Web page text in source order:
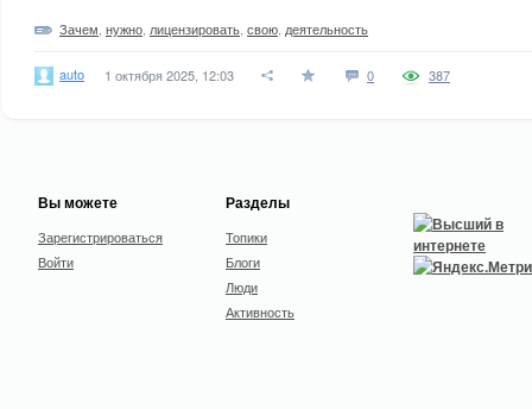
Зачем нужно лицензировать свою деятельность
auto 1 октября 2025, 12:03 0 387
Вы можете
Зарегистрироваться
Войти
Разделы
Топики
Блоги
Люди
Активность